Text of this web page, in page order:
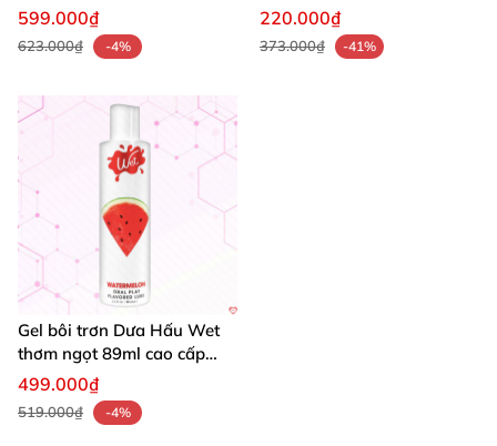
ngọt USA
599.000₫
623.000₫ -4%
mát, kích thích yêu
220.000₫
373.000₫ -41%
Gel bôi trơn Dưa Hấu Wet
thơm ngọt 89ml cao cấp
USA
499.000₫
519.000₫ -4%